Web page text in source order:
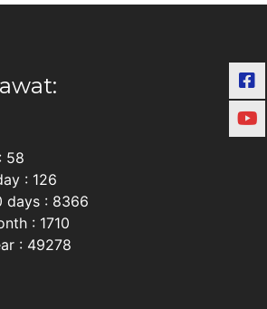
58
: 126
days : 8366
: 1710
: 49278